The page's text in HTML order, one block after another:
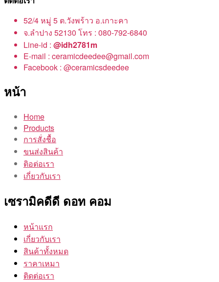
52/4 หมู่ 5 ต.วังพร้าว อ.เกาะคา
จ.ลำปาง 52130 โทร : 080-792-6840
Line-id : @idh2781m
E-mail : ceramicdeedee@gmail.com
Facebook : @ceramicsdeedee
หน้า
Home
Products
การสั่งชื้อ
ขนส่งสินค้า
ติอต่อเรา
เกี่ยวกับเรา
เซรามิคดีดี ดอท คอม
หน้าแรก
เกี่ยวกับเรา
สินค้าทั้งหมด
ราคาเหมา
ติดต่อเรา